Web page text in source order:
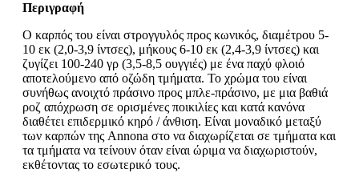
Περιγραφή
Ο καρπός του είναι στρογγυλός προς κωνικός, διαμέτρου 5-
10 εκ (2,0-3,9 ίντσες), μήκους 6-10 εκ (2,4-3,9 ίντσες) και
ζυγίζει 100-240 γρ (3,5-8,5 ουγγιές) με ένα παχύ φλοιό
αποτελούμενο από οζώδη τμήματα. Το χρώμα του είναι
συνήθως ανοιχτό πράσινο προς μπλε-πράσινο, με μια βαθιά
ροζ απόχρωση σε ορισμένες ποικιλίες και κατά κανόνα
διαθέτει επιδερμικό κηρό / άνθιση. Είναι μοναδικό μεταξύ
των καρπών της Annona στο να διαχωρίζεται σε τμήματα και
τα τμήματα να τείνουν όταν είναι ώριμα να διαχωριστούν,
εκθέτοντας το εσωτερικό τους.